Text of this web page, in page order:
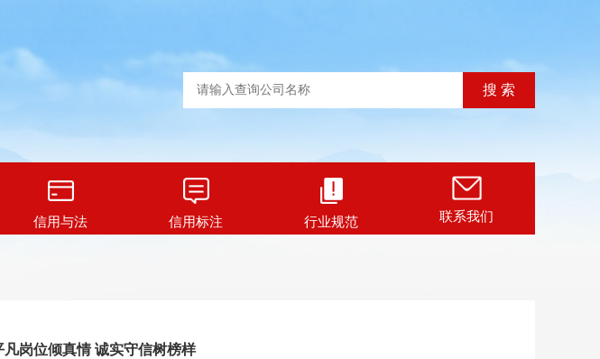
信用与法 信用标注 行业规范 联系我们
凡岗位倾真情 诚实守信树榜样